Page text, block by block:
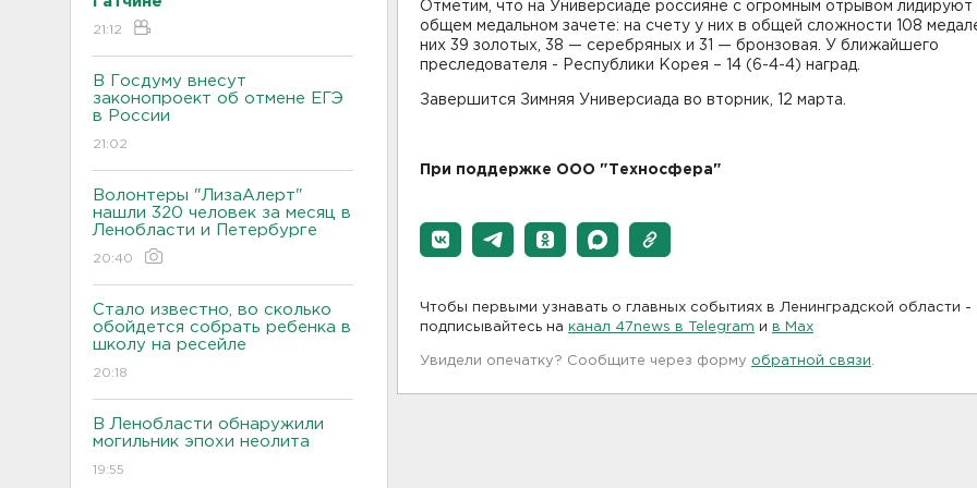
21:12
В Госдуму внесут
законопроект об отмене ЕГЭ
в России
21:02
Волонтеры "ЛизаАлерт"
нашли 320 человек за месяц в
Ленобласти и Петербурге
20:40
Стало известно, во сколько
обойдется собрать ребенка в
школу на ресейле
20:18
В Ленобласти обнаружили
могильник эпохи неолита
19:55
Отметим, что на Универсиаде россияне с огромным отрывом лидируют
общем медальном зачете: на счету у них в общей сложности 108
них 39 золотых, 38 — серебряных и 31 — бронзовая. У ближайшего
преследователя - Республики Корея – 14 (6-4-4) наград.
Завершится Зимняя Универсиада во вторник, 12 марта.
При поддержке ООО "Техносфера"
Чтобы первыми узнавать о главных событиях в Ленинградской области -
подписывайтесь на канал 47news в Telegram и в Maх
Увидели опечатку? Сообщите через форму обратной связи